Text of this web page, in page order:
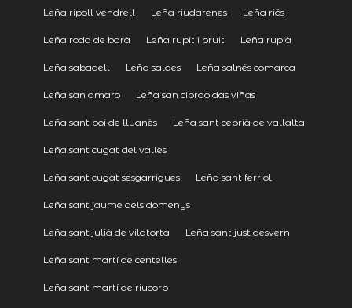
Leña ripoll vendrell Leña riudarenes Leña riós
Leña roda de barà Leña rupit i pruit Leña rupià
Leña sabadell Leña saldes Leña salnés comarca
Leña san amaro Leña san cibrao das viñas
Leña sant boi de lluanès Leña sant cebrià de vallalta
Leña sant cugat del vallès
Leña sant cugat sesgarrigues Leña sant ferriol
Leña sant jaume dels domenys
Leña sant julià de vilatorta Leña sant just desvern
Leña sant martí de centelles
Leña sant martí de riucorb